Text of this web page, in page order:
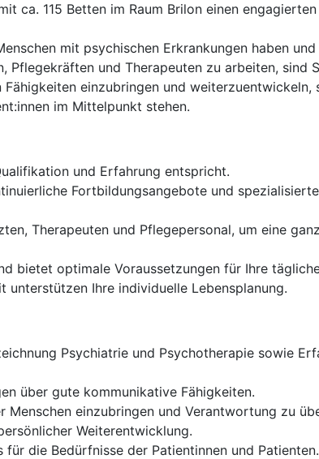
ca. 115 Betten im Raum Brilon einen engagierten
mit psychischen Erkrankungen haben und
Pflegekräften und Therapeuten zu arbeiten, sind
einzubringen und weiterzuentwickeln,
im Mittelpunkt stehen.
und Erfahrung entspricht.
Fortbildungsangebote und spezialisierte
Therapeuten und Pflegepersonal, um eine
bietet optimale Voraussetzungen für Ihre
Ihre individuelle Lebensplanung.
Psychiatrie und Psychotherapie sowie
über gute kommunikative Fähigkeiten.
einzubringen und Verantwortung zu
Weiterentwicklung.
die Bedürfnisse der Patientinnen und Patienten.